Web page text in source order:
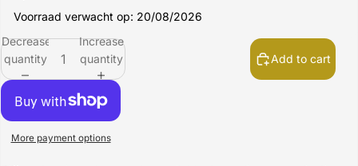
Voorraad verwacht op: 20/08/2026
Decrease
quantity
Increase
quantity
Add to cart
More payment options